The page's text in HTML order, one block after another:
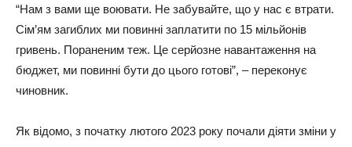
“Нам з вами ще воювати. Не забувайте, що у нас є втрати.
Сім’ям загиблих ми повинні заплатити по 15 мільйонів
гривень. Пораненим теж. Це серйозне навантаження на
бюджет, ми повинні бути до цього готові”, – переконує
чиновник.
Як відомо, з початку лютого 2023 року почали діяти зміни у